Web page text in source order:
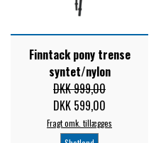
Finntack pony trense
syntet/nylon
DKK 999,00
DKK 599,00
Fragt omk. tillægges